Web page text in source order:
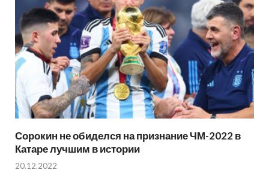
Сорокин не обиделся на признание ЧМ-2022 в
Катаре лучшим в истории
20.12.2022